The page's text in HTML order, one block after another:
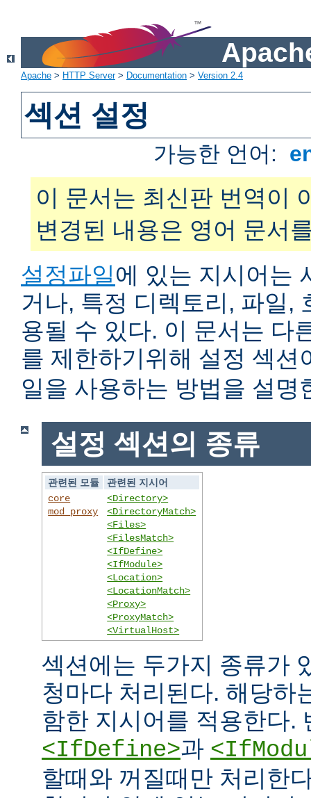
Apache > HTTP Server> Documentation > Version 2.4
섹션 설정
가능한 언어:
이 문서는 최신판 번역이
변경된 내용은 영어 문서
설정파일에 있는 지시어는
거나, 특정 디렉토리, 파일,
용될 수 있다. 이 문서는 다
를 제한하기위해 설정 섹션
일을 사용하는 방법을 설명
설정 섹션의 종류
관련된 모듈
관련된 지시어
core
mod_proxy
<Directory>
<DirectoryMatch>
<Files>
<FilesMatch>
<IfDefine>
<IfModule>
<Location>
<LocationMatch>
<Proxy>
<ProxyMatch>
<VirtualHost>
섹션에는 두가지 종류가
청마다 처리된다. 해당하
함한 지시어를 적용한다.
<IfDefine>과
할때와 꺼질때만 처리한